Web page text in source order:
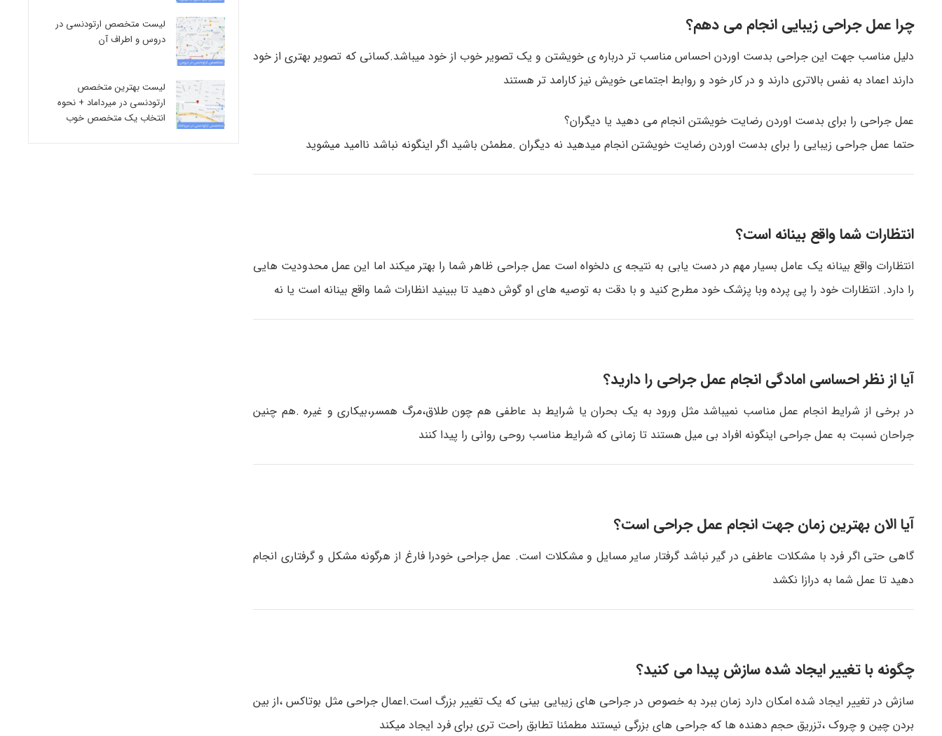
چرا عمل جراحی زیبایی انجام می دهم؟
دلیل مناسب جهت این جراحی بدست اوردن احساس مناسب تر درباره ی خویشتن و یک تصویر خوب از خود میباشد.کسانی که تصویر بهتری از خود
دارند اعماد به نفس بالاتری دارند و در کار خود و روابط اجتماعی خویش نیز کارامد تر هستند
عمل جراحی را برای بدست اوردن رضایت خویشتن انجام می دهید یا دیگران؟
حتما عمل جراحی زیبایی را برای بدست اوردن رضایت خویشتن انجام میدهید نه دیگران .مطمئن باشید اگر اینگونه نباشد ناامید میشوید
انتظارات شما واقع بینانه است؟
انتظارات واقع بینانه یک عامل بسیار مهم در دست یابی به نتیجه ی دلخواه است عمل جراحی ظاهر شما را بهتر میکند اما این عمل محدودیت هایی
را دارد. انتظارات خود را پی پرده وبا پزشک خود مطرح کنید و با دقت به توصیه های او گوش دهید تا ببینید انظارات شما واقع بینانه است یا نه
آیا از نظر احساسی امادگی انجام عمل جراحی را دارید؟
در برخی از شرایط انجام عمل مناسب نمیباشد مثل ورود به یک بحران یا شرایط بد عاطفی هم چون طلاق،مرگ همسر،بیکاری و غیره .هم چنین
جراحان نسبت به عمل جراحی اینگونه افراد بی میل هستند تا زمانی که شرایط مناسب روحی روانی را پیدا کنند
آیا الان بهترین زمان جهت انجام عمل جراحی است؟
گاهی حتی اگر فرد با مشکلات عاطفی در گیر نباشد گرفتار سایر مسایل و مشکلات است. عمل جراحی خودرا فارغ از هرگونه مشکل و گرفتاری انجام
دهید تا عمل شما به درازا نکشد
چگونه با تغییر ایجاد شده سازش پیدا می کنید؟
سازش در تغییر ایجاد شده امکان دارد زمان ببرد به خصوص در جراحی های زیبایی بینی که یک تغییر بزرگ است.اعمال جراحی مثل بوتاکس ،از بین
بردن چین و چروک ،تزریق حجم دهنده ها که جراحی های بزرگی نیستند مطمئنا تطابق راحت تری برای فرد ایجاد میکند
لیست متخصص ارتودنسی در
دروس و اطراف آن
لیست بهترین متخصص
ارتودنسی در میرداماد + نحوه
انتخاب یک متخصص خوب